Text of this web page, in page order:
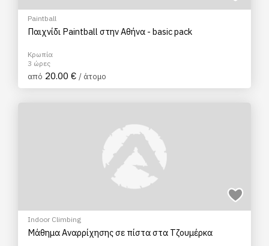
Paintball
Παιχνίδι Paintball στην Αθήνα - basic pack
Κρωπία
3 ώρες
από 20.00 € / άτομο
Indoor Climbing
Μάθημα Αναρρίχησης σε πίστα στα Τζουμέρκα